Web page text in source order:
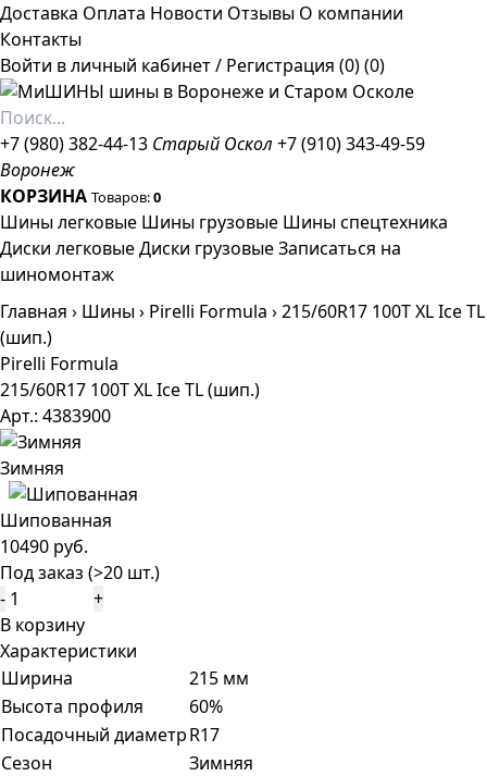
Доставка Оплата Новости Отзывы О компании
Контакты
Войти в личный кабинет/ Регистрация (0)(0)
+7 (980) 382-44-13 Старый Оскол +7 (910) 343-49-59
Воронеж
КОРЗИНА Товаров:0
Шины легковые Шины грузовые Шины спецтехника
Диски легковыеДиски грузовыеЗаписаться на
шиномонтаж
Главная › Шины› Pirelli Formula ›215/60R17 100T XL Ice TL
(шип.)
Pirelli Formula
215/60R17 100T XL Ice TL (шип.)
Арт.: 4383900
Зимняя
Шипованная
10490 руб.
Под заказ (>20 шт.)
-
+
В корзину
Характеристики
Ширина
215 мм
Высота профиля
60%
Посадочный диаметрR17
Сезон
Зимняя